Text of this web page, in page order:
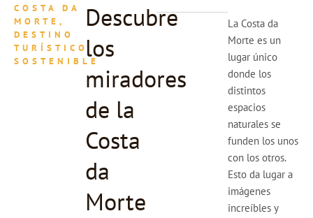
COSTA DA
MORTE,
DESTINO
TURÍSTICO
SOSTENIBLE
Descubre
los
miradores
de la
Costa
da
Morte
La Costa da
Morte es un
lugar único
donde los
distintos
espacios
naturales se
funden los unos
con los otros.
Esto da lugar a
imágenes
increíbles y